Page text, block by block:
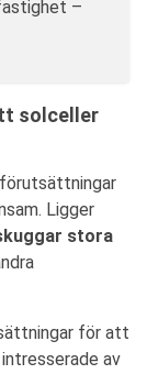
–
solceller
Ligger
stora
för att
av